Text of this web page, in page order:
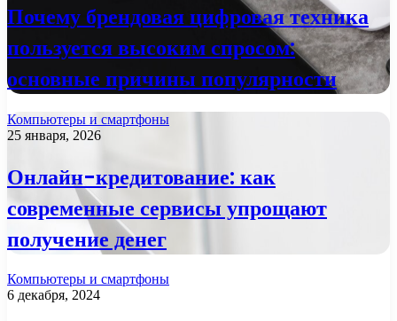
Почему брендовая цифровая техника
пользуется высоким спросом:
основные причины популярности
Компьютеры и смартфоны
25 января, 2026
Онлайн-кредитование: как
современные сервисы упрощают
получение денег
Компьютеры и смартфоны
6 декабря, 2024